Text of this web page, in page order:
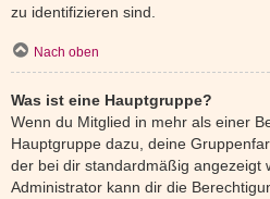
zu identifizieren sind.
Nach oben
Was ist eine Hauptgruppe?
Wenn du Mitglied in mehr als einer
Hauptgruppe dazu, deine
der bei dir standardmäßig angezeigt
Administrator kann dir die